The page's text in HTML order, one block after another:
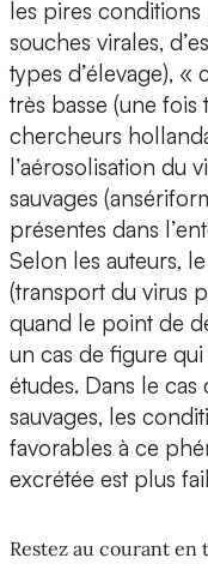
les pires
souches virales,
types d’élevage),
très basse (une fois
chercheurs
l’aérosolisation du
sauvages
présentes dans
Selon les auteurs,
(transport du virus
quand le point de
un cas de figure
études. Dans le cas
sauvages, les
favorables à ce
excrétée est plus
Restez au courant en